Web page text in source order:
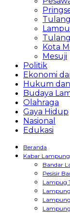
Kota
Mesuji
Politik
Ekonomi
Hukum dan
Budaya
Olahraga
Gaya Hidup
Nasional
Edukasi
Beranda
Kabar Lampung
Bandar
Pesisir
Lampug